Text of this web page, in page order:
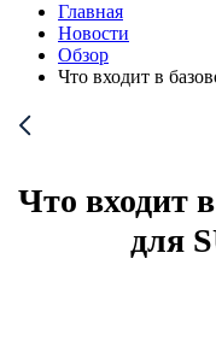
Главная
Новости
Обзор
Что входит в
Что входит
для